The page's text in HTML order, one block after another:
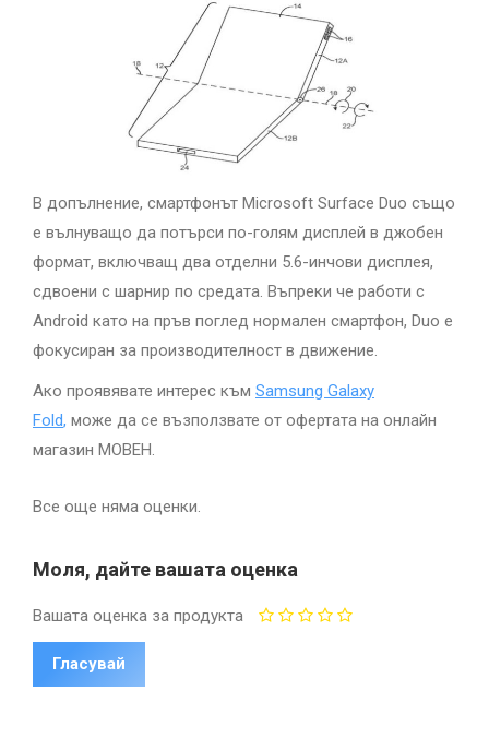
В допълнение, смартфонът Microsoft Surface Duo също
е вълнуващо да потърси по-голям дисплей в джобен
формат, включващ два отделни 5.6-инчови дисплея,
сдвоени с шарнир по средата. Въпреки че работи с
Android като на пръв поглед нормален смартфон, Duo е
фокусиран за производителност в движение.
Ако проявявате интерес към Samsung Galaxy
Fold, може да се възползвате от офертата на онлайн
магазин МОВЕН.
Все още няма оценки.
Моля, дайте вашата оценка
Вашата оценка за продукта